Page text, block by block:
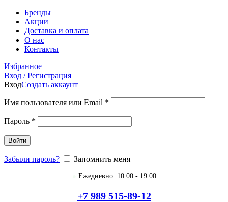
Бренды
Акции
Доставка и оплата
О нас
Контакты
Избранное
Вход / Регистрация
ВходСоздать аккаунт
Имя пользователя или Email *
Пароль *
Войти
Забыли пароль? Запомнить меня
Ежедневно: 10.00 - 19.00
+7 989 515-89-12